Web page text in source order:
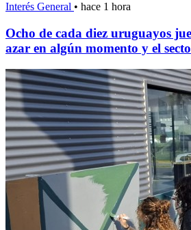
Interés General • hace 1 hora
Ocho de cada diez uruguayos
azar en algún momento y el